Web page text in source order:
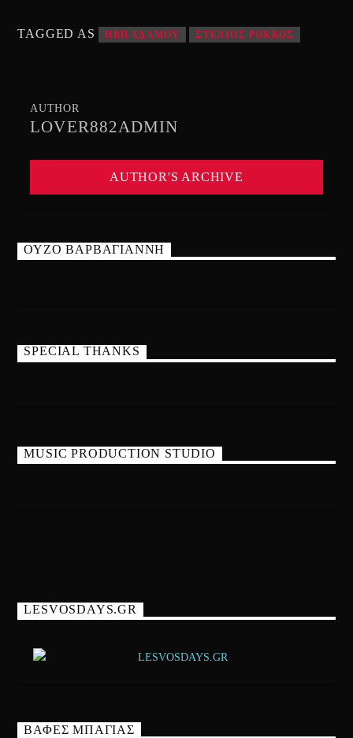
TAGGED AS ΗΒΗ ΑΔΑΜΟΥ ΣΤΕΛΙΟΣ ΡΟΚΚΟΣ
AUTHOR
LOVER882ADMIN
AUTHOR'S ARCHIVE
ΟΥΖΟ ΒΑΡΒΑΓΙΑΝΝΗ
SPECIAL THANKS
MUSIC PRODUCTION STUDIO
LESVOSDAYS.GR
ΒΑΦΕΣ ΜΠΑΓΙΑΣ